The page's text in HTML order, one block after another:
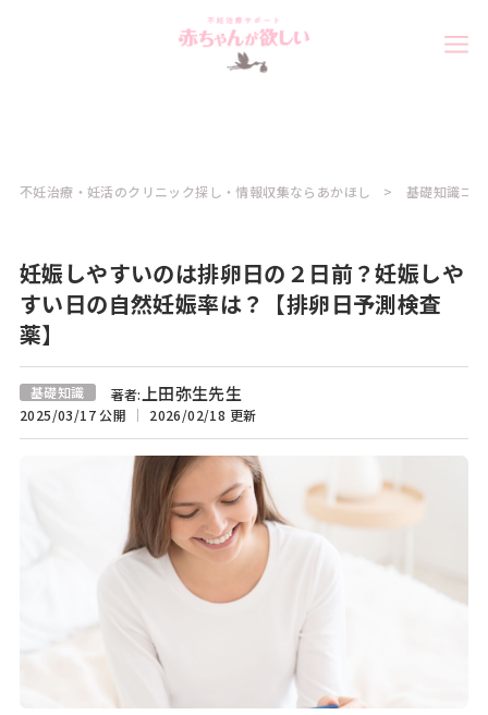
不妊治療・妊活のクリニック探し・情報収集ならあかほし 基礎知識コ
妊娠しやすいのは排卵日の２日前？妊娠しや
すい日の自然妊娠率は？【排卵日予測検査
薬】
基礎知識 著者: 上田弥生先生
2025/03/17 公開 2026/02/18 更新